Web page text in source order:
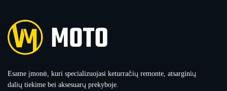
Esame įmonė, kuri specializuojasi keturračių remonte, atsarginių
dalių tiekime bei aksesuarų prekyboje.